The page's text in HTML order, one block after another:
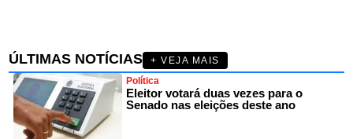
ÚLTIMAS NOTÍCIAS
+ VEJA MAIS
Política
Eleitor votará duas vezes para o
Senado nas eleições deste ano